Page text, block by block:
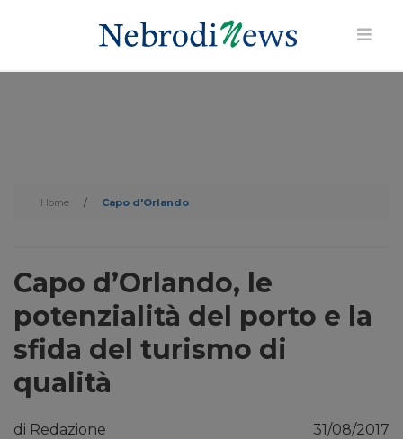
Home / Capo d'Orlando
Capo d’Orlando, le
potenzialità del porto e la
sfida del turismo di
qualità
di Redazione 31/08/2017